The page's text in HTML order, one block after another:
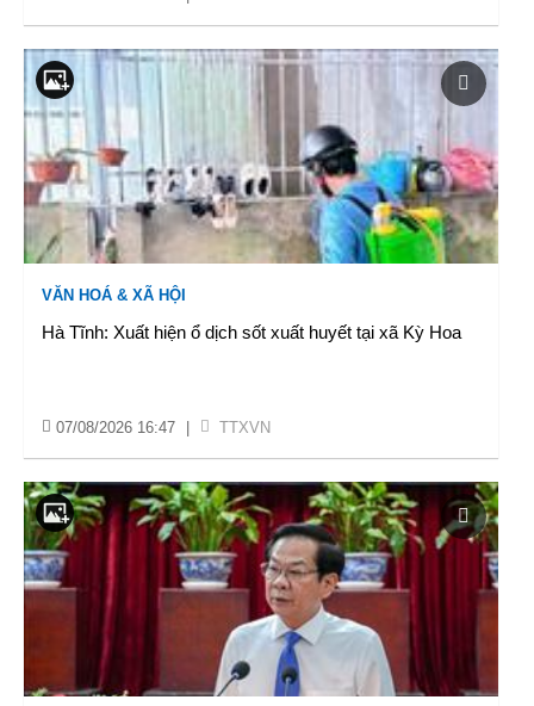
VĂN HOÁ & XÃ HỘI
Hà Tĩnh: Xuất hiện ổ dịch sốt xuất huyết tại xã Kỳ Hoa
07/08/2026 16:47 TTXVN